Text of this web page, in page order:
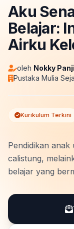
Aku
Belajar:
Airku
oleh Nokky
Pustaka Mulia
Kurikulum Terkini
Pendidikan anak
calistung,
belajar yang
Pondasi secara
khusus untuk